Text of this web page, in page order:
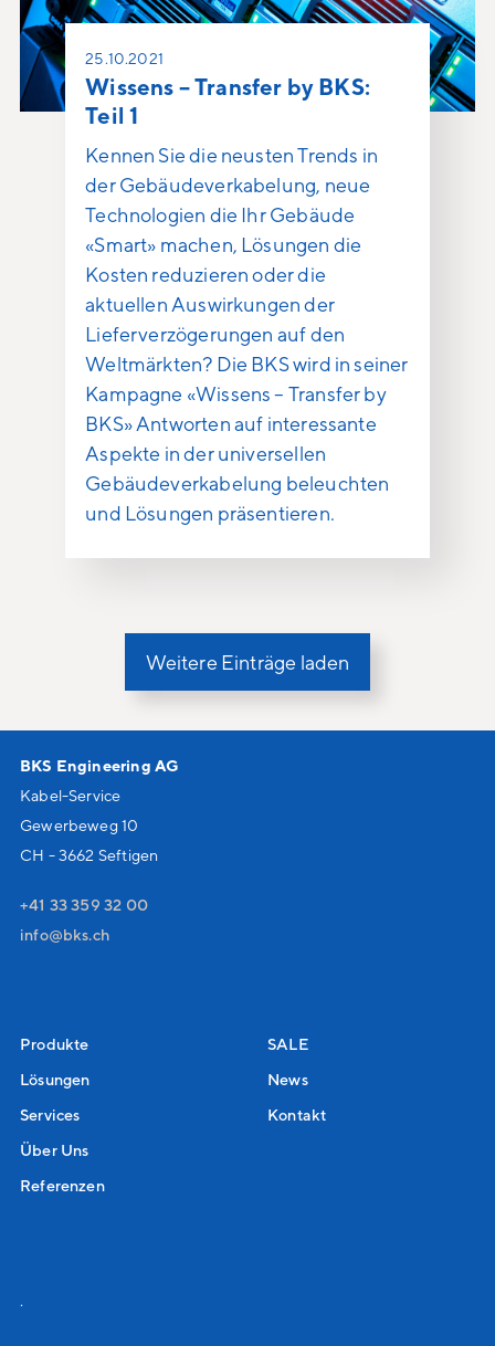
25.10.2021
Wissens – Transfer by BKS:
Teil 1
Kennen Sie die neusten Trends in
der Gebäudeverkabelung, neue
Technologien die Ihr Gebäude
«Smart» machen, Lösungen die
Kosten reduzieren oder die
aktuellen Auswirkungen der
Lieferverzögerungen auf den
Weltmärkten? Die BKS wird in seiner
Kampagne «Wissens – Transfer by
BKS» Antworten auf interessante
Aspekte in der universellen
Gebäudeverkabelung beleuchten
und Lösungen präsentieren.
Weitere Einträge laden
BKS Engineering AG
Kabel-Service
Gewerbeweg 10
CH - 3662 Seftigen
+41 33 359 32 00
nf
bks ch
Produkte
Lösungen
Services
Über Uns
Referenzen
SALE
News
Kontakt
.